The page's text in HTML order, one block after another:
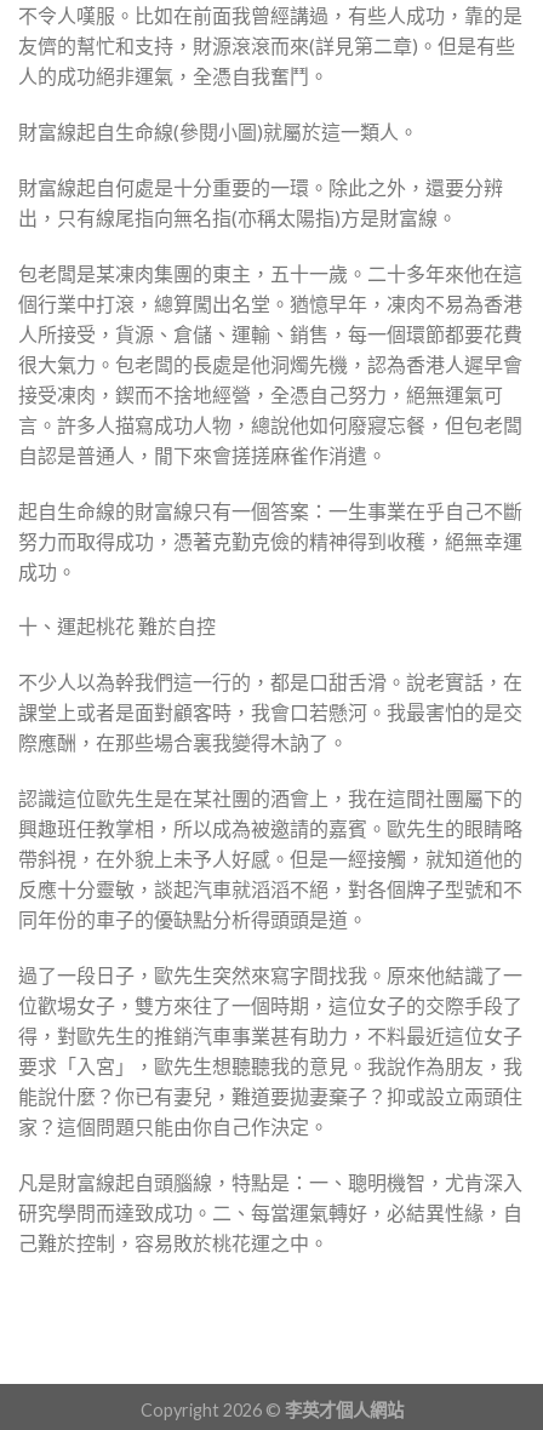
不令人嘆服。比如在前面我曾經講過，有些人成功，靠的是
友儕的幫忙和支持，財源滾滾而來(詳見第二章)。但是有些
人的成功絕非運氣，全憑自我奮鬥。
財富線起自生命線(參閱小圖)就屬於這一類人。
財富線起自何處是十分重要的一環。除此之外，還要分辨
出，只有線尾指向無名指(亦稱太陽指)方是財富線。
包老闆是某凍肉集團的東主，五十一歲。二十多年來他在這
個行業中打滾，總算闖出名堂。猶憶早年，凍肉不易為香港
人所接受，貨源、倉儲、運輸、銷售，每一個環節都要花費
很大氣力。包老闆的長處是他洞燭先機，認為香港人遲早會
接受凍肉，鍥而不捨地經營，全憑自己努力，絕無運氣可
言。許多人描寫成功人物，總說他如何廢寢忘餐，但包老闆
自認是普通人，閒下來會搓搓麻雀作消遣。
起自生命線的財富線只有一個答案：一生事業在乎自己不斷
努力而取得成功，憑著克勤克儉的精神得到收穫，絕無幸運
成功。
十、運起桃花 難於自控
不少人以為幹我們這一行的，都是口甜舌滑。說老實話，在
課堂上或者是面對顧客時，我會口若懸河。我最害怕的是交
際應酬，在那些場合裏我變得木訥了。
認識這位歐先生是在某社團的酒會上，我在這間社團屬下的
興趣班任教掌相，所以成為被邀請的嘉賓。歐先生的眼睛略
帶斜視，在外貌上未予人好感。但是一經接觸，就知道他的
反應十分靈敏，談起汽車就滔滔不絕，對各個牌子型號和不
同年份的車子的優缺點分析得頭頭是道。
過了一段日子，歐先生突然來寫字間找我。原來他結識了一
位歡埸女子，雙方來往了一個時期，這位女子的交際手段了
得，對歐先生的推銷汽車事業甚有助力，不料最近這位女子
要求「入宮」，歐先生想聽聽我的意見。我說作為朋友，我
能說什麼？你已有妻兒，難道要拋妻棄子？抑或設立兩頭住
家？這個問題只能由你自己作決定。
凡是財富線起自頭腦線，特點是：一、聰明機智，尤肯深入
研究學問而達致成功。二、每當運氣轉好，必結異性緣，自
己難於控制，容易敗於桃花運之中。
Copyright 2026 © 李英才個人網站